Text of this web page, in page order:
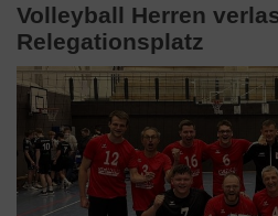
Volleyball Herren
Relegationsplatz